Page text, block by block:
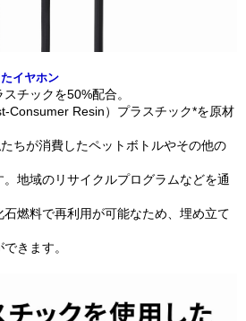
イヤホン
チックを50%配合。
Consumer Resin）プラスチック*を原材
ちが消費したペットボトルやその他の
地域のリサイクルプログラムなどを通
燃料で再利用が可能なため、埋め立て
きます。